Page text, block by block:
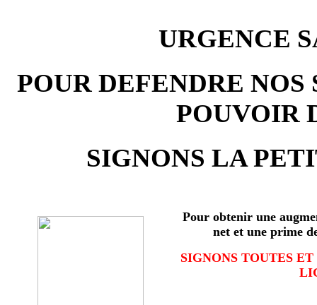
URGENCE
POUR DEFENDRE
POUVOIR
SIGNONS LA
Pour obtenir une
net et une prime
SIGNONS TOUTES